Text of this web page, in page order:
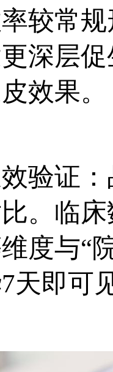
较常
深层
效果。
验证
。临
度与“
天即可